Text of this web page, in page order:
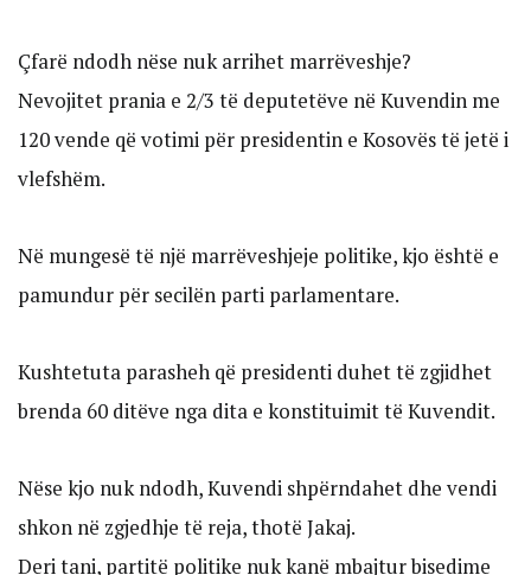
Çfarë ndodh nëse nuk arrihet marrëveshje?
Nevojitet prania e 2/3 të deputetëve në Kuvendin me
120 vende që votimi për presidentin e Kosovës të jetë i
vlefshëm.
Në mungesë të një marrëveshjeje politike, kjo është e
pamundur për secilën parti parlamentare.
Kushtetuta parasheh që presidenti duhet të zgjidhet
brenda 60 ditëve nga dita e konstituimit të Kuvendit.
Nëse kjo nuk ndodh, Kuvendi shpërndahet dhe vendi
shkon në zgjedhje të reja, thotë Jakaj.
Deri tani, partitë politike nuk kanë mbajtur bisedime